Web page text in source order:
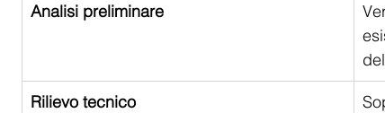
Analisi preliminare
Rilievo tecnico